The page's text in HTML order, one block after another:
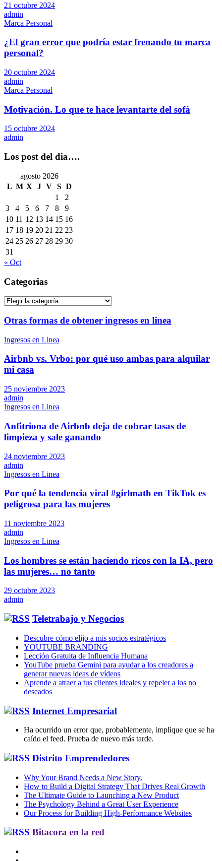
21 octubre 2024
admin
Marca Personal
¿El gran error que podría estar frenando tu marca
personal?
20 octubre 2024
admin
Marca Personal
Motivación. Lo que te hace levantarte del sofá
15 octubre 2024
admin
Los post del dia….
agosto 2026
L M X J V S D
1
2
3
4 5 6 7 8
9
10 11 12 13 14 15 16
17 18 19 20 21 22 23
24 25 26 27 28 29 30
31
« Oct
Categorias
Categorias
Otras formas de obtener ingresos en linea
Ingresos en Linea
Airbnb vs. Vrbo: por qué uso ambas para alquilar
mi casa
25 noviembre 2023
admin
Ingresos en Linea
Anfitriona de Airbnb deja de cobrar tasas de
limpieza y sale ganando
24 noviembre 2023
admin
Ingresos en Linea
Por qué la tendencia viral #girlmath en TikTok es
peligrosa para las mujeres
11 noviembre 2023
admin
Ingresos en Linea
Los hombres se están haciendo ricos con la IA, pero
las mujeres… no tanto
29 octubre 2023
admin
Teletrabajo y Negocios
Descubre cómo elijo a mis socios estratégicos
YOUTUBE BRANDING
Lección Gratuita de Influencia Humana
YouTube prueba Gemini para ayudar a los creadores a
generar nuevas ideas de vídeos
Aprende a atraer a tus clientes ideales y repeler a los no
deseados
Internet Empresarial
Ha ocurrido un error que, probablemente, implique que se ha
caído el feed. Prueba de nuevo más tarde.
Distrito Emprendedores
Why Your Brand Needs a New Story.
How to Build a Digital Strategy That Drives Real Growth
The Ultimate Guide to Launching a New Product
The Psychology Behind a Great User Experience
Our Process for Building High-Performance Websites
Bitacora en la red